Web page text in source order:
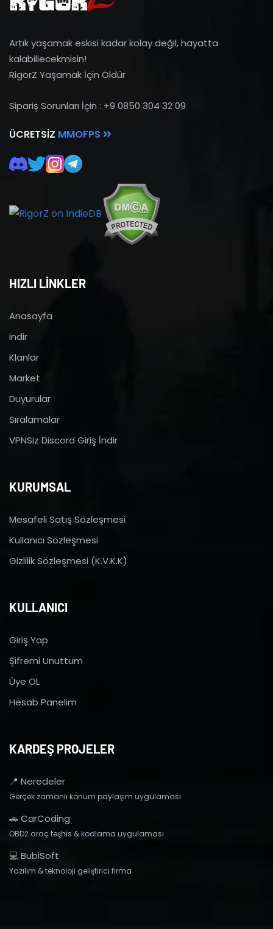
Artık yaşamak eskisi kadar kolay değil, hayatta
kalabiliecekmisin!
RigorZ Yaşamak İçin Öldür
Sipariş Sorunları İçin : +9 0850 304 32 09
ÜCRETSIZ MMOFPS
HIZLI LİNKLER
Anasayfa
indir
Klanlar
Market
Duyurular
Sıralamalar
VPNSiz Discord Giriş İndir
KURUMSAL
Mesafeli Satış Sözleşmesi
Kullanıcı Sözleşmesi
Gizlilik Sözleşmesi (K.V.K.K)
KULLANICI
Giriş Yap
Şifremi Unuttum
Üye OL
Hesab Panelim
KARDEŞ PROJELER
📍 Neredeler
Gerçek zamanlı konum paylaşım uygulaması
🚗 CarCoding
OBD2 araç teşhis & kodlama uygulaması
💻 BubiSoft
Yazılım & teknoloji geliştirici firma